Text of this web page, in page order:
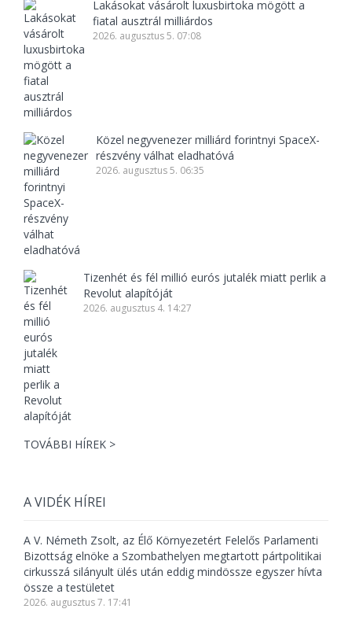
Lakásokat vásárolt luxusbirtoka mögött a
fiatal ausztrál milliárdos
2026. augusztus 5. 07:08
Közel negyvenezer milliárd forintnyi SpaceX-
részvény válhat eladhatóvá
2026. augusztus 5. 06:35
Tizenhét és fél millió eurós jutalék miatt perlik a
Revolut alapítóját
2026. augusztus 4. 14:27
TOVÁBBI HÍREK >
A VIDÉK HÍREI
A V. Németh Zsolt, az Élő Környezetért Felelős Parlamenti
Bizottság elnöke a Szombathelyen megtartott pártpolitikai
cirkusszá silányult ülés után eddig mindössze egyszer hívta
össze a testületet
2026. augusztus 7. 17:41